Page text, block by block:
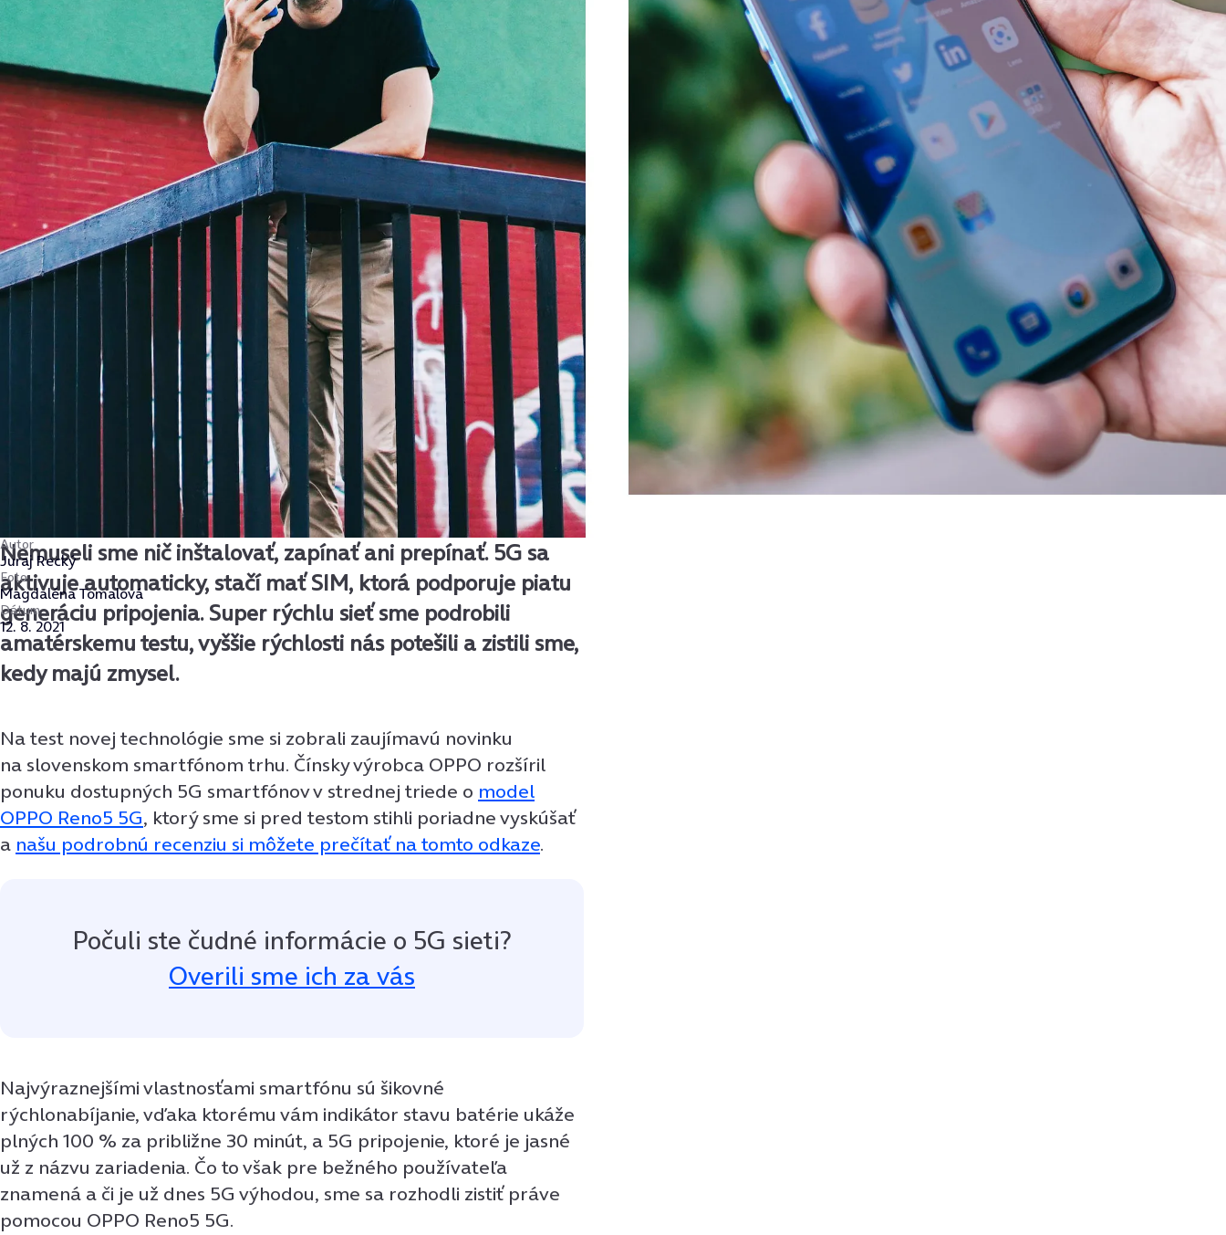
Autor
Juraj Recký
Foto
Magdaléna Tomalová
Dátum
12. 8. 2021
Nemuseli sme nič inštalovať, zapínať ani prepínať. 5G sa
aktivuje automaticky, stačí mať SIM, ktorá podporuje piatu
generáciu pripojenia. Super rýchlu sieť sme podrobili
amatérskemu testu, vyššie rýchlosti nás potešili a zistili sme,
kedy majú zmysel.
Na test novej technológie sme si zobrali zaujímavú novinku
na slovenskom smartfónom trhu. Čínsky výrobca OPPO rozšíril
ponuku dostupných 5G smartfónov v strednej triede o model
OPPO Reno5 5G, ktorý sme si pred testom stihli poriadne vyskúšať
a našu podrobnú recenziu si môžete prečítať na tomto odkaze.
Počuli ste čudné informácie o 5G sieti?
Overili sme ich za vás
Najvýraznejšími vlastnosťami smartfónu sú šikovné
rýchlonabíjanie, vďaka ktorému vám indikátor stavu batérie ukáže
plných 100 % za približne 30 minút, a 5G pripojenie, ktoré je jasné
už z názvu zariadenia. Čo to však pre bežného používateľa
znamená a či je už dnes 5G výhodou, sme sa rozhodli zistiť práve
pomocou OPPO Reno5 5G.